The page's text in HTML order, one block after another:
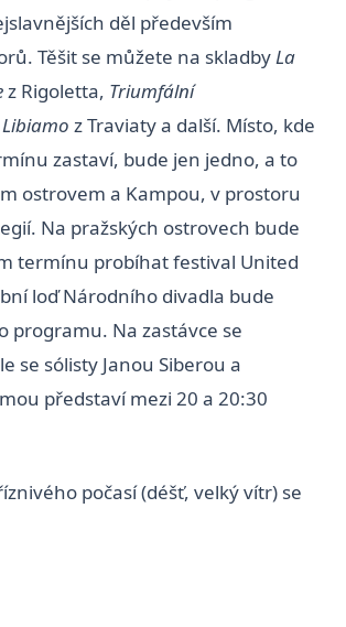
děl především
Těšit se můžete na skladby La
z Rigoletta, Triumfální
Libiamo z Traviaty a další. Místo, kde
zastaví, bude jen jedno, a to
ostrovem a Kampou, v prostoru
Na pražských ostrovech bude
termínu probíhat festival United
loď Národního divadla bude
programu. Na zastávce se
se sólisty Janou Siberou a
představí mezi 20 a 20:30
počasí (déšť, velký vítr) se